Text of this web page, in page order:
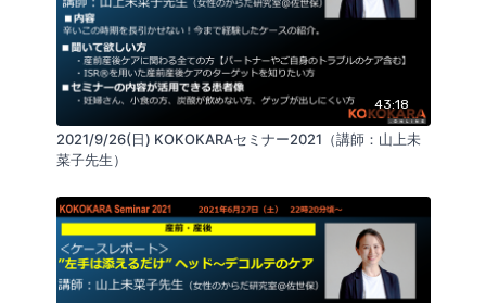
・天使ママとは
・子どもを亡くした家族のグリーフ反応
・グリーフ反応の現れ方
・グリーフケアのプロセス
・父親と母親のグリーフ反応
・天使ママ・パパへできること
４．対象
・助産師・看護師・産科医・精神科医・カウンセラー
の方
・産前産後に関わるすべての方
５．セミナーの内容が活用できる患者像
43:18
2021/9/26(日) KOKOKARAセミナー2021（講師：山上未
菜子先生）